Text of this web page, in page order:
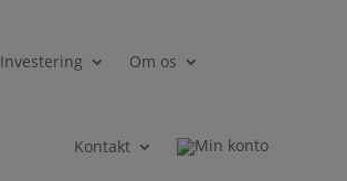
Investering Om os
Kontakt